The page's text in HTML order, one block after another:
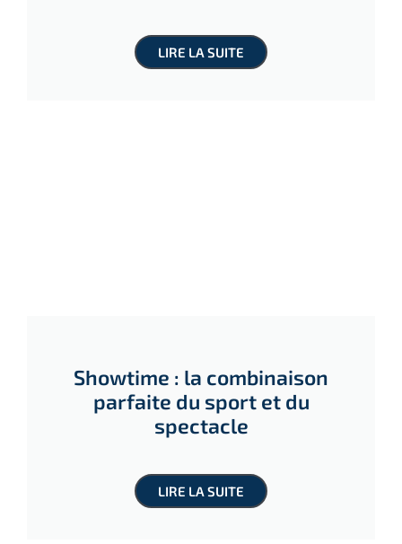
LIRE LA SUITE
Showtime : la combinaison
parfaite du sport et du
spectacle
LIRE LA SUITE